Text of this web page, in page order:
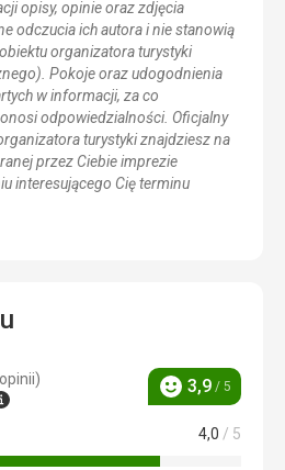
opisy, opinie oraz zdjęcia
odczucia ich autora i nie stanowią
organizatora turystyki
Pokoje oraz udogodnienia
w informacji, za co
odpowiedzialności. Oficjalny
turystyki znajdziesz na
przez Ciebie imprezie
interesującego Cię terminu
Ocena
3,9 / 5
4,0 / 5